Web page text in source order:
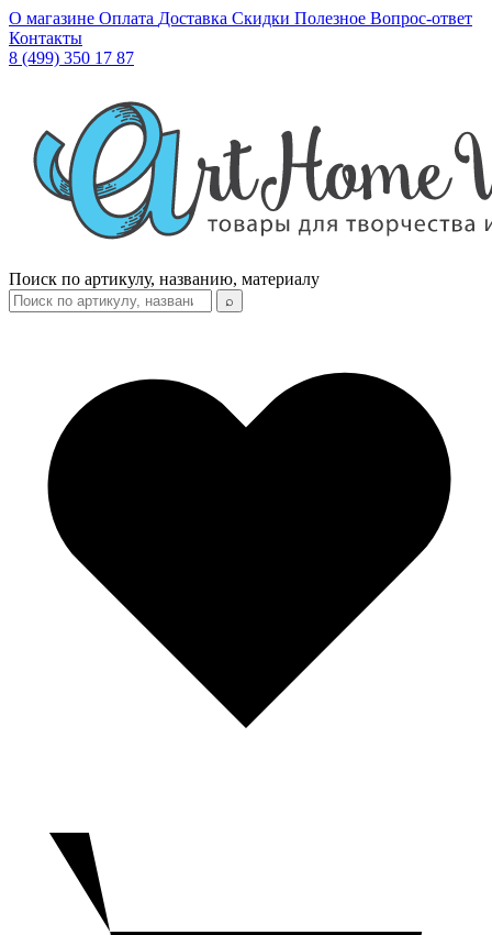
О магазине Оплата Доставка Скидки Полезное Вопрос-ответ
Контакты
8 (499) 350 17 87
Поиск по артикулу, названию, материалу
⌕